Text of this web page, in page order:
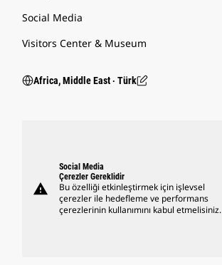
Social Media
Visitors Center & Museum
Africa, Middle East ‧ Türk
warning
Social Media
Çerezler Gereklidir
Bu özelliği etkinleştirmek için işlevsel
çerezler ile hedefleme ve performans
çerezlerinin kullanımını kabul etmelisiniz.